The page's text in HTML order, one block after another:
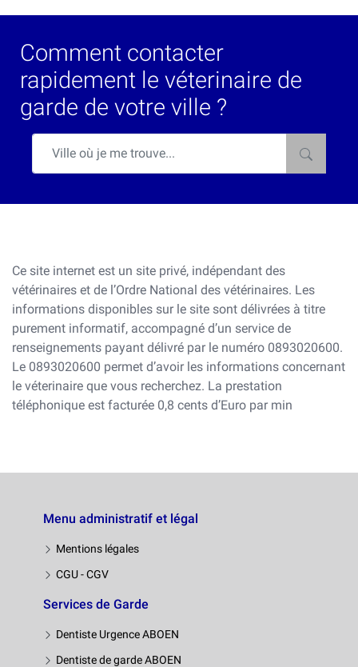
Comment contacter
rapidement le véterinaire de
garde de votre ville ?
Ce site internet est un site privé, indépendant des
vétérinaires et de l’Ordre National des vétérinaires. Les
informations disponibles sur le site sont délivrées à titre
purement informatif, accompagné d’un service de
renseignements payant délivré par le numéro 0893020600.
Le 0893020600 permet d’avoir les informations concernant
le véterinaire que vous recherchez. La prestation
téléphonique est facturée 0,8 cents d’Euro par min
Menu administratif et légal
Mentions légales
CGU - CGV
Services de Garde
Dentiste Urgence ABOEN
Dentiste de garde ABOEN